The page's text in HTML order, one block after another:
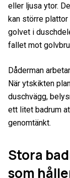
eller ljusa ytor.
kan större
golvet i
fallet mot
Dåderman
När ytskikten
duschvägg,
ett litet badrum
genomtänkt.
Stora
som